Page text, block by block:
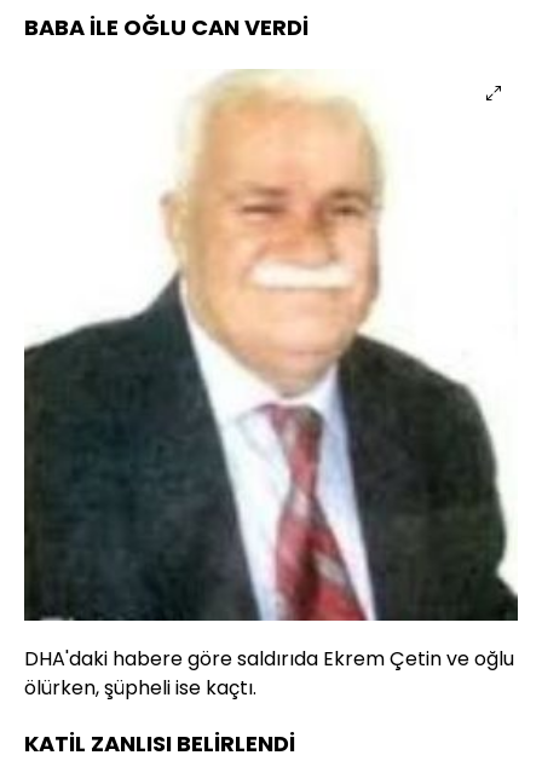
BABA İLE OĞLU CAN VERDİ
DHA'daki habere göre saldırıda Ekrem Çetin ve oğlu
ölürken, şüpheli ise kaçtı.
KATİL ZANLISI BELİRLENDİ